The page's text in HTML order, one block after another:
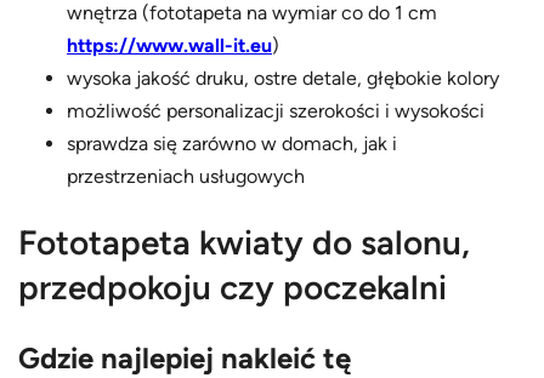
wnętrza (fototapeta na wymiar co do 1 cm
https://www.wall-it.eu)
wysoka jakość druku, ostre detale, głębokie kolory
możliwość personalizacji szerokości i wysokości
sprawdza się zarówno w domach, jak i
przestrzeniach usługowych
Fototapeta kwiaty do salonu,
przedpokoju czy poczekalni
Gdzie najlepiej nakleić tę